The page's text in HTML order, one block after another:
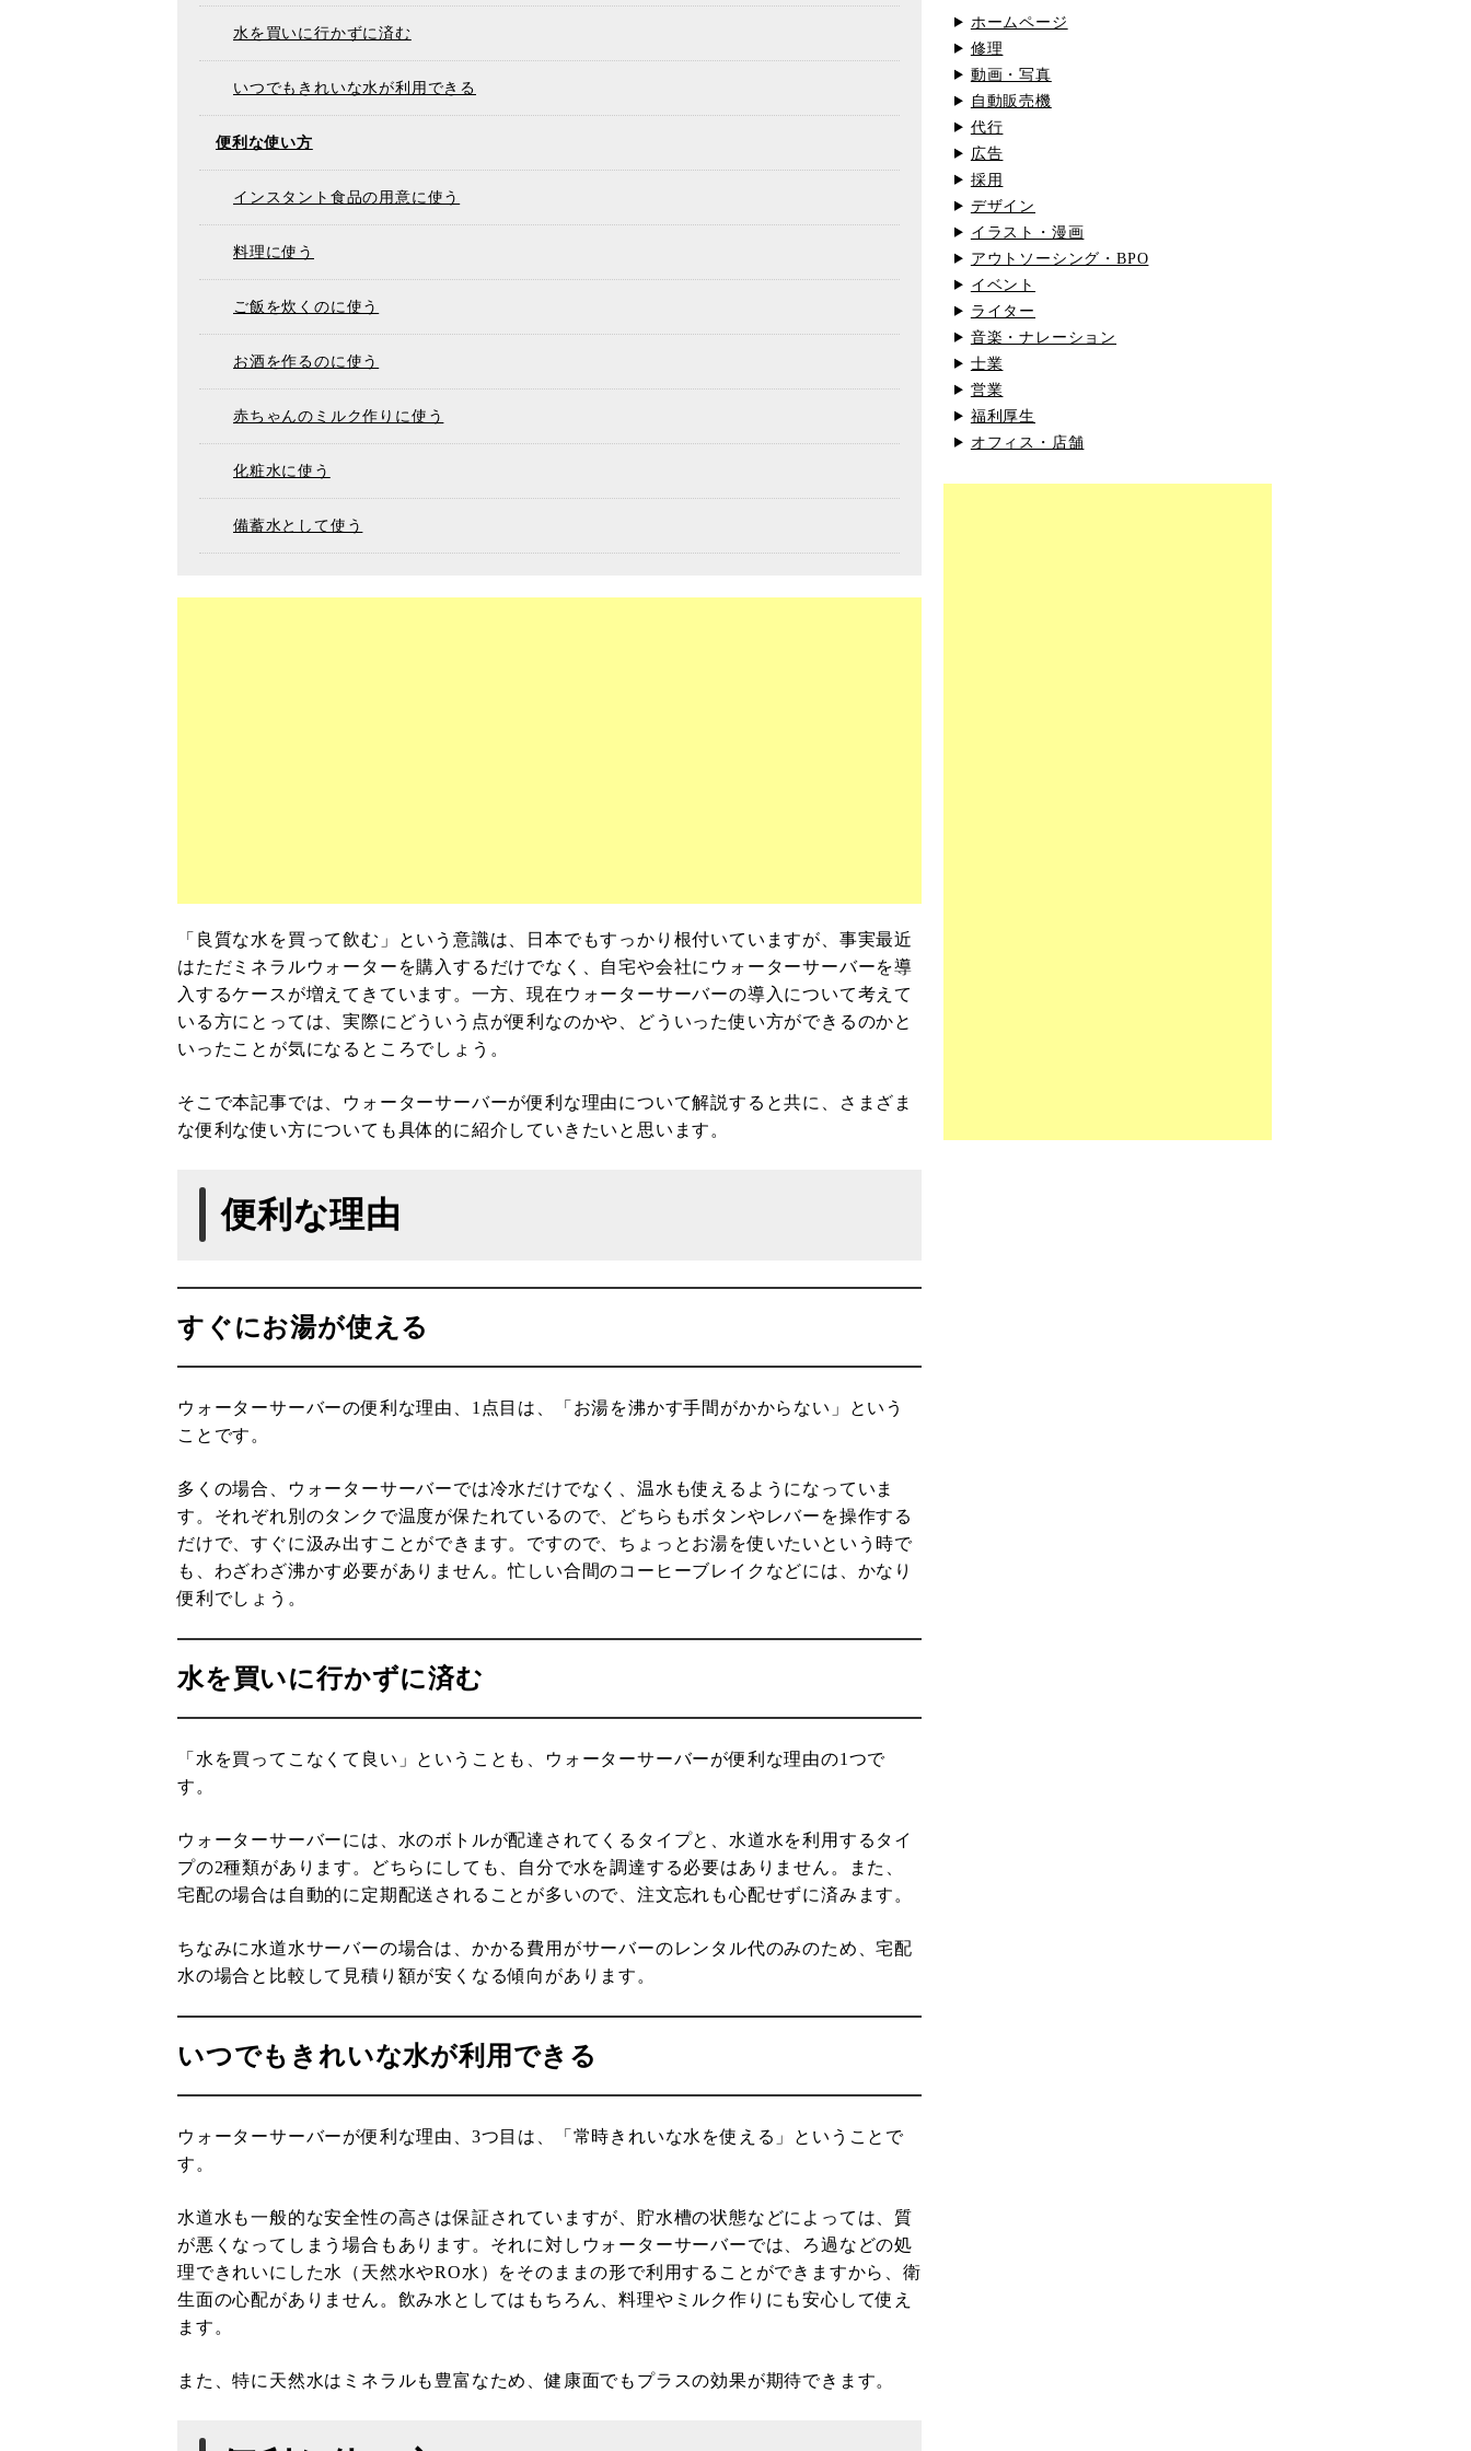
水を買いに行かずに済む
いつでもきれいな水が利用できる
便利な使い方
インスタント食品の用意に使う
料理に使う
ご飯を炊くのに使う
お酒を作るのに使う
赤ちゃんのミルク作りに使う
化粧水に使う
備蓄水として使う
「良質な水を買って飲む」という意識は、日本でもすっかり根付いていますが、事実最近
はただミネラルウォーターを購入するだけでなく、自宅や会社にウォーターサーバーを導
入するケースが増えてきています。一方、現在ウォーターサーバーの導入について考えて
いる方にとっては、実際にどういう点が便利なのかや、どういった使い方ができるのかと
いったことが気になるところでしょう。
そこで本記事では、ウォーターサーバーが便利な理由について解説すると共に、さまざま
な便利な使い方についても具体的に紹介していきたいと思います。
便利な理由
すぐにお湯が使える
ウォーターサーバーの便利な理由、1点目は、「お湯を沸かす手間がかからない」という
ことです。
多くの場合、ウォーターサーバーでは冷水だけでなく、温水も使えるようになっていま
す。それぞれ別のタンクで温度が保たれているので、どちらもボタンやレバーを操作する
だけで、すぐに汲み出すことができます。ですので、ちょっとお湯を使いたいという時で
も、わざわざ沸かす必要がありません。忙しい合間のコーヒーブレイクなどには、かなり
便利でしょう。
水を買いに行かずに済む
「水を買ってこなくて良い」ということも、ウォーターサーバーが便利な理由の1つで
す。
ウォーターサーバーには、水のボトルが配達されてくるタイプと、水道水を利用するタイ
プの2種類があります。どちらにしても、自分で水を調達する必要はありません。また、
宅配の場合は自動的に定期配送されることが多いので、注文忘れも心配せずに済みます。
ちなみに水道水サーバーの場合は、かかる費用がサーバーのレンタル代のみのため、宅配
水の場合と比較して見積り額が安くなる傾向があります。
いつでもきれいな水が利用できる
ウォーターサーバーが便利な理由、3つ目は、「常時きれいな水を使える」ということで
す。
水道水も一般的な安全性の高さは保証されていますが、貯水槽の状態などによっては、質
が悪くなってしまう場合もあります。それに対しウォーターサーバーでは、ろ過などの処
理できれいにした水（天然水やRO水）をそのままの形で利用することができますから、衛
生面の心配がありません。飲み水としてはもちろん、料理やミルク作りにも安心して使え
ます。
また、特に天然水はミネラルも豊富なため、健康面でもプラスの効果が期待できます。
ホームページ
修理
動画・写真
自動販売機
代行
広告
採用
デザイン
イラスト・漫画
アウトソーシング・BPO
イベント
ライター
音楽・ナレーション
士業
営業
福利厚生
オフィス・店舗